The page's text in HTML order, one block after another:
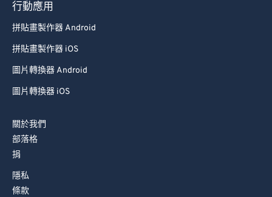
行動應用
拼貼畫製作器 Android
拼貼畫製作器 iOS
圖片轉換器 Android
圖片轉換器 iOS
關於我們
部落格
捐
隱私
條款